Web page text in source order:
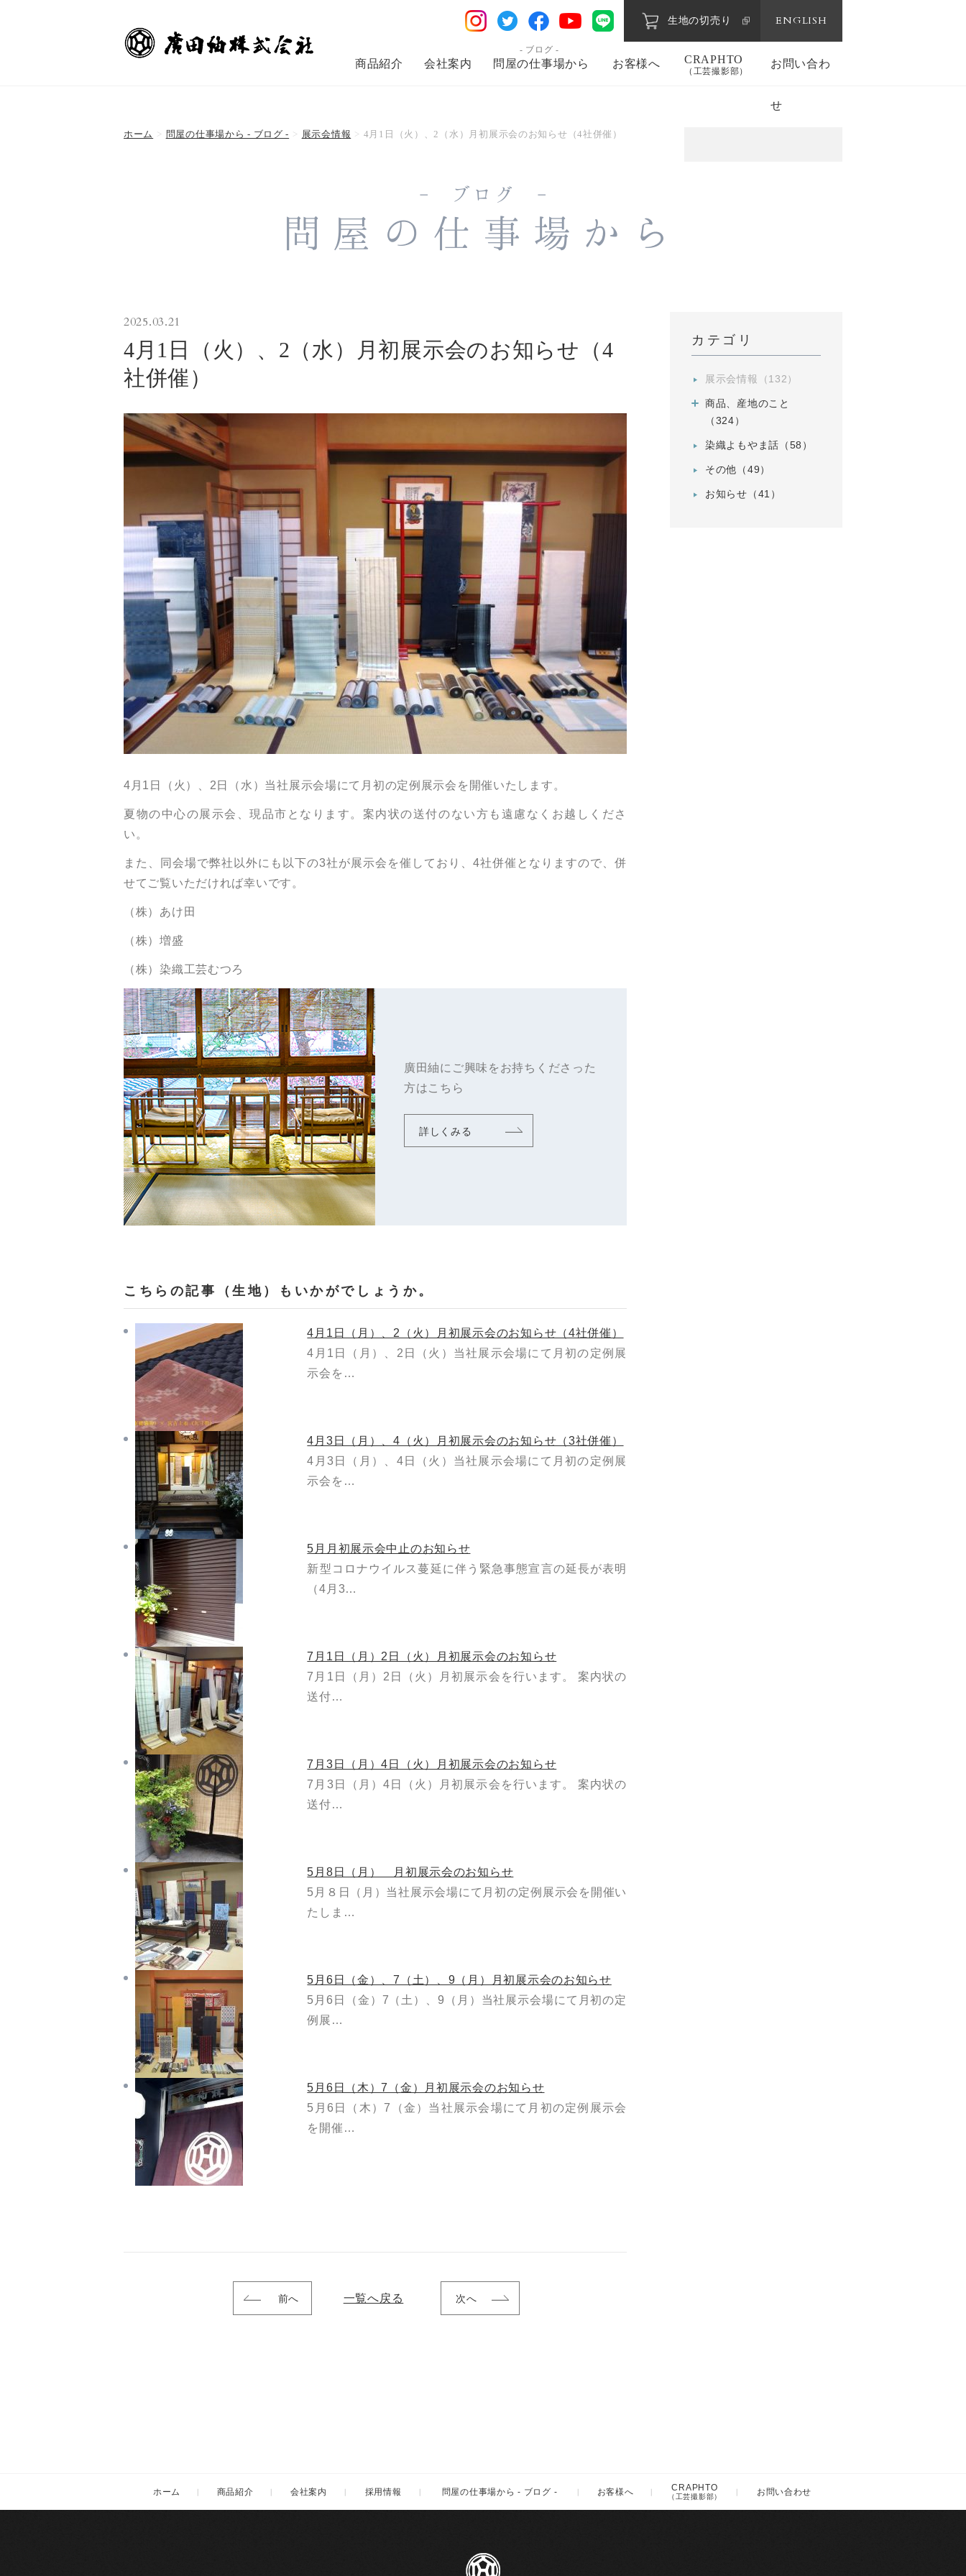
生地の切売り ENGLISH
商品紹介 会社案内 問屋の仕事場から お客様へ CRAPHTO
（工芸撮影部）
お問い合わ
せ
ホーム 問屋の仕事場から - ブログ - 展示会情報 4月1日（火）、2（水）月初展示会のお知らせ（4社併催）
- ブログ -
問屋の仕事場から
2025.03.21
4月1日（火）、2（水）月初展示会のお知らせ（4
社併催）
4月1日（火）、2日（水）当社展示会場にて月初の定例展示会を開催いたします。
夏物の中心の展示会、現品市となります。案内状の送付のない方も遠慮なくお越しくださ
い。
また、同会場で弊社以外にも以下の3社が展示会を催しており、4社併催となりますので、併
せてご覧いただければ幸いです。
（株）あけ田
（株）増盛
（株）染織工芸むつろ
廣田紬にご興味をお持ちくださった
方はこちら
詳しくみる
こちらの記事（生地）もいかがでしょうか。
4月1日（月）、2（火）月初展示会のお知らせ（4社併催）
4月1日（月）、2日（火）当社展示会場にて月初の定例展
示会を…
4月3日（月）、4（火）月初展示会のお知らせ（3社併催）
4月3日（月）、4日（火）当社展示会場にて月初の定例展
示会を…
5月月初展示会中止のお知らせ
新型コロナウイルス蔓延に伴う緊急事態宣言の延長が表明
（4月3…
7月1日（月）2日（火）月初展示会のお知らせ
7月1日（月）2日（火）月初展示会を行います。 案内状の
送付…
7月3日（月）4日（火）月初展示会のお知らせ
7月3日（月）4日（火）月初展示会を行います。 案内状の
送付…
5月8日（月） 月初展示会のお知らせ
5月８日（月）当社展示会場にて月初の定例展示会を開催い
たしま…
5月6日（金）、7（土）、9（月）月初展示会のお知らせ
5月6日（金）7（土）、9（月）当社展示会場にて月初の定
例展…
5月6日（木）7（金）月初展示会のお知らせ
5月6日（木）7（金）当社展示会場にて月初の定例展示会
を開催…
前へ 一覧へ戻る 次へ
カテゴリ
展示会情報（132）
商品、産地のこと
（324）
染織よもやま話（58）
その他（49）
お知らせ（41）
ホーム 商品紹介 会社案内 採用情報 問屋の仕事場から- ブログ - お客様へ CRAPHTO
（工芸撮影部） お問い合わせ